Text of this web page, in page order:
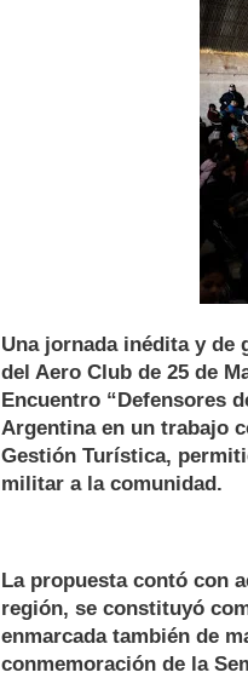
Una jornada inédita y de
del Aero Club de 25 de
Encuentro “Defensores
Argentina en un trabajo
Gestión Turística,
militar a la comunidad.
La propuesta contó con
región, se constituyó
enmarcada también de
conmemoración de la